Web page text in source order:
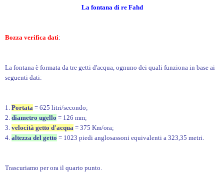
La fontana di re Fahd
Bozza verifica dati:
La fontana è formata da tre getti d'acqua, ognuno dei quali funziona in base ai
seguenti dati:
1. Portata = 625 litri/secondo;
2. diametro ugello = 126 mm;
3. velocità getto d'acqua = 375 Km/ora;
4. altezza del getto = 1023 piedi anglosassoni equivalenti a 323,35 metri.
Trascuriamo per ora il quarto punto.